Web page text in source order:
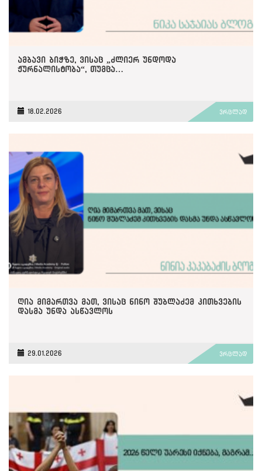
ამბავი ბიჭზე, ვისაც „ძლიერ უნდოდა
ჟურნალისტობა“, თუმცა…
18.02.2026 ვრცლად
ღია მიმართვა მათ, ვისაც ნინო შუბლაძემ კითხვების
დასმა უნდა ასწავლოს
29.01.2026 ვრცლად